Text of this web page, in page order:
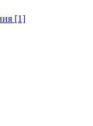
[1]